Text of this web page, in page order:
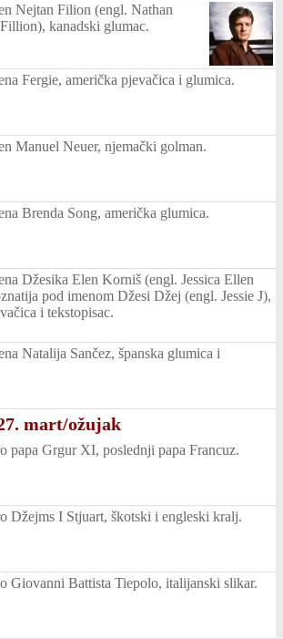
Nejtan Filion (engl. Nathan
kanadski glumac.
Fergie, američka pjevačica i glumica.
Manuel Neuer, njemački golman.
Brenda Song, američka glumica.
Džesika Elen Korniš (engl. Jessica Ellen
pod imenom Džesi Džej (engl. Jessie J),
i tekstopisac.
Natalija Sančez, španska glumica i
mart/ožujak
papa Grgur XI, poslednji papa Francuz.
Džejms I Stjuart, škotski i engleski kralj.
Giovanni Battista Tiepolo, italijanski slikar.